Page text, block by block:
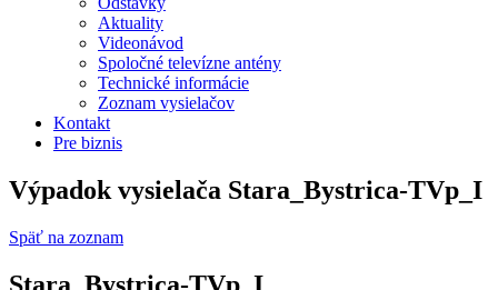
Aktuality
Videonávod
Spoločné televízne antény
Technické informácie
Zoznam vysielačov
Kontakt
Pre biznis
Výpadok vysielača Stara_Bystrica-TVp_I
Späť na zoznam
Stara_Bystrica-TVp_I